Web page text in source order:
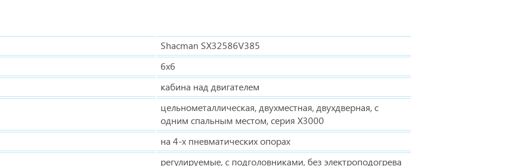
Shacman SX32586V385
6х6
кабина над двигателем
цельнометаллическая, двухместная, двухдверная, с
одним спальным местом, серия Х3000
на 4-х пневматических опорах
регулируемые, с подголовниками, без электроподогрева